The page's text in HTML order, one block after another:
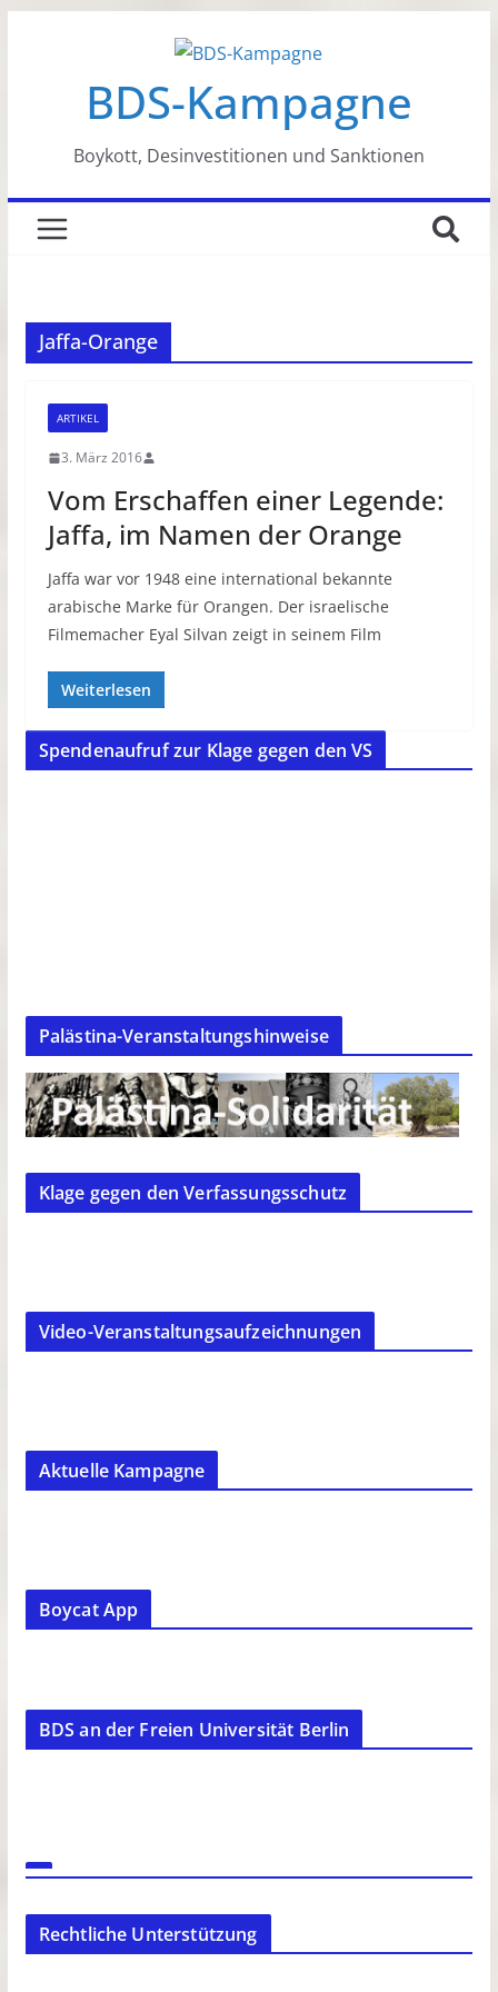
BDS-Kampagne
Boykott, Desinvestitionen und Sanktionen
Jaffa-Orange
ARTIKEL
3. März 2016
Vom Erschaffen einer Legende:
Jaffa, im Namen der Orange
Jaffa war vor 1948 eine international bekannte
arabische Marke für Orangen. Der israelische
Filmemacher Eyal Silvan zeigt in seinem Film
Weiterlesen
Spendenaufruf zur Klage gegen den VS
Palästina-Veranstaltungshinweise
Klage gegen den Verfassungsschutz
Video-Veranstaltungsaufzeichnungen
Aktuelle Kampagne
Boycat App
BDS an der Freien Universität Berlin
Rechtliche Unterstützung